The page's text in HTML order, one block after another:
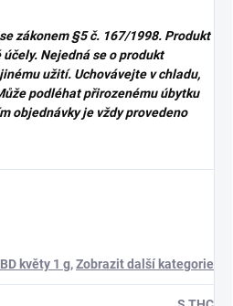
zákonem§5 č. 167/1998. Produkt
Nejedná se o produkt
užití. Uchovávejte v chladu,
podléhat přirozenému úbytku
objednávky je vždy provedeno
květy 1 g,Zobrazit další kategorie